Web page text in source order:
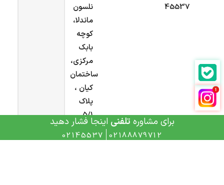
45537
نلسون
ماندلا،
کوچه
بابک
مرکزی،
ساختمان
کیان ،
پلاک
۵/۱
تمامی حقوق این سایت محفوظ و متعلق بهآی ناینمی
برای مشاوره تلفنی اینجا فشار دهید
02145537 02188879712